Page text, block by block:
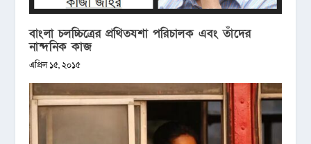
বাংলা চলচ্চিত্রের প্রথিতযশা পরিচালক এবং তাঁদের
নান্দনিক কাজ
এপ্রিল ১৫, ২০১৫